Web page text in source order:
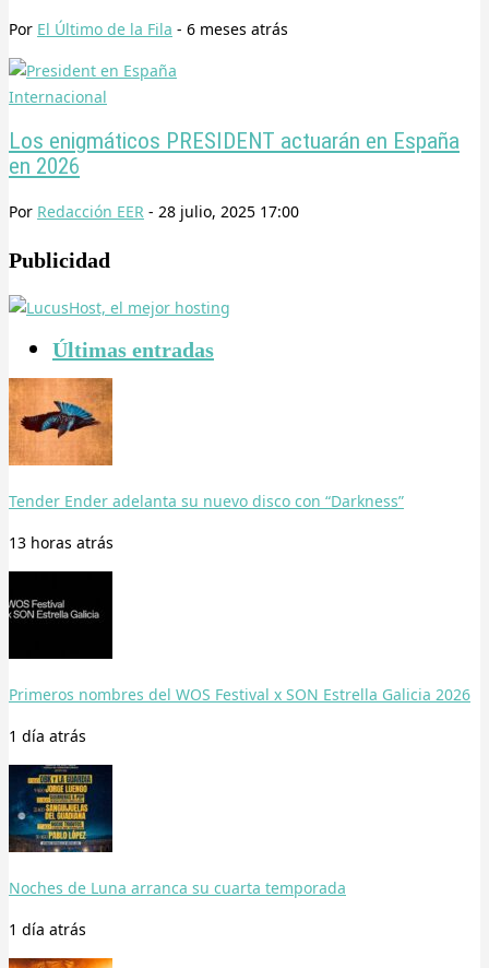
Por El Último de la Fila - 6 meses atrás
Internacional
Los enigmáticos PRESIDENT actuarán en España
en 2026
Por Redacción EER - 28 julio, 2025 17:00
Publicidad
Últimas entradas
Tender Ender adelanta su nuevo disco con “Darkness”
13 horas atrás
Primeros nombres del WOS Festival x SON Estrella Galicia 2026
1 día atrás
Noches de Luna arranca su cuarta temporada
1 día atrás